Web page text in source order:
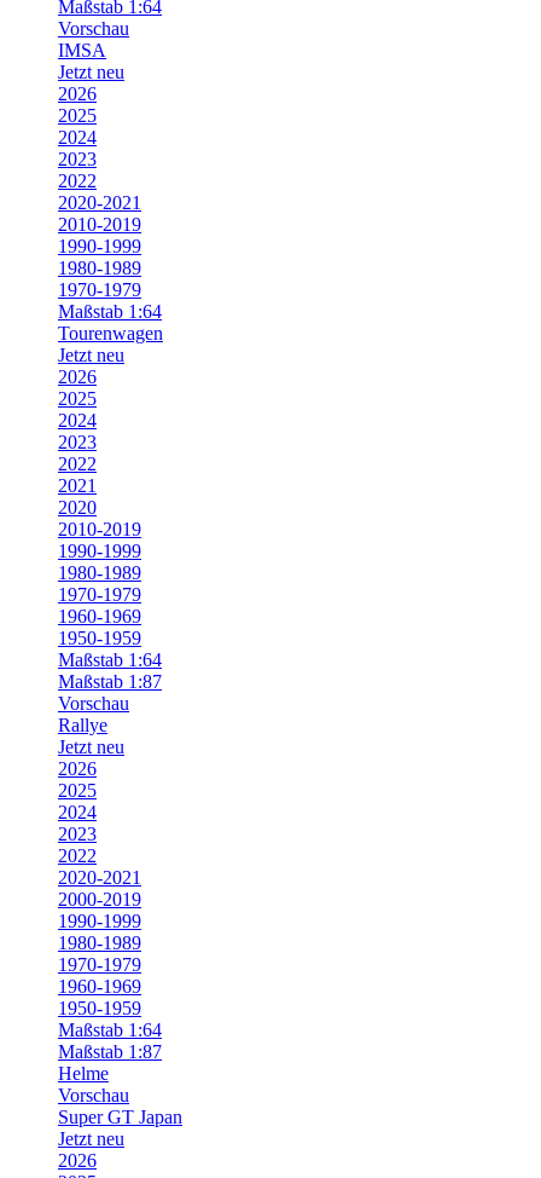
Maßstab 1:64
Vorschau
IMSA
Jetzt neu
2026
2025
2024
2023
2022
2020-2021
2010-2019
1990-1999
1980-1989
1970-1979
Maßstab 1:64
Tourenwagen
Jetzt neu
2026
2025
2024
2023
2022
2021
2020
2010-2019
1990-1999
1980-1989
1970-1979
1960-1969
1950-1959
Maßstab 1:64
Maßstab 1:87
Vorschau
Rallye
Jetzt neu
2026
2025
2024
2023
2022
2020-2021
2000-2019
1990-1999
1980-1989
1970-1979
1960-1969
1950-1959
Maßstab 1:64
Maßstab 1:87
Helme
Vorschau
Super GT Japan
Jetzt neu
2026